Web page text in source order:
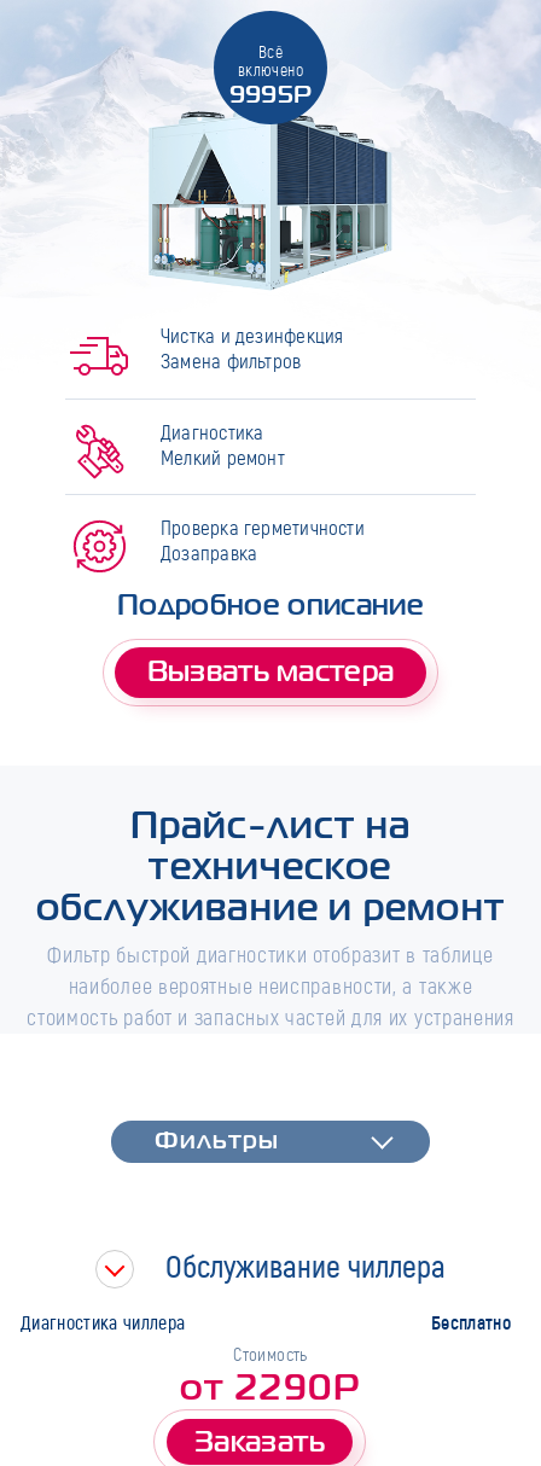
Всё
включено
9995Р
Чистка и дезинфекция
Замена фильтров
Диагностика
Мелкий ремонт
Проверка герметичности
Дозаправка
Подробное описание
Вызвать мастера
Прайс-лист на
техническое
обслуживание и ремонт
Фильтр быстрой диагностики отобразит в таблице
наиболее вероятные неисправности, а также
стоимость работ и запасных частей для их устранения
Фильтры
Марка
Фильтры
Обслуживание чиллера
Диагностика чиллера Бесплатно
Стоимость
от 2290Р
Заказать